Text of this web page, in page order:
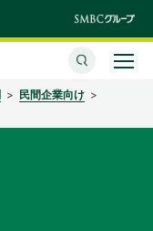
民間企業向け